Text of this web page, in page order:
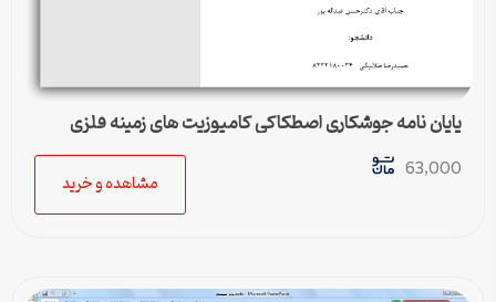
پایان نامه جوشکاري اصطکاکي کامپوزيت هاي زمينه فلزي
63,000
مشاهده و خرید